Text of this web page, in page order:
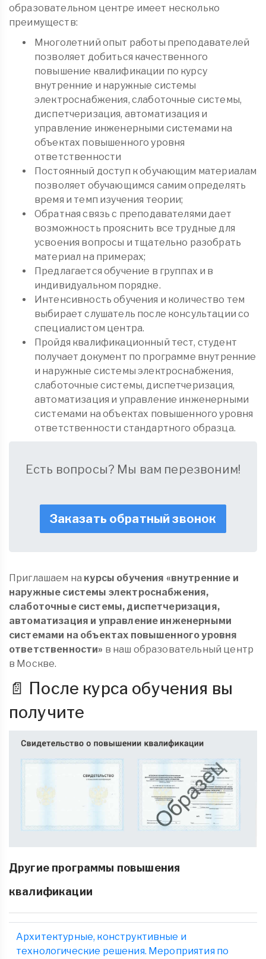
образовательном центре имеет несколько
преимуществ:
Многолетний опыт работы преподавателей
позволяет добиться качественного
повышение квалификации по курсу
внутренние и наружные системы
электроснабжения, слаботочные системы,
диспетчеризация, автоматизация и
управление инженерными системами на
объектах повышенного уровня
ответственности
Постоянный доступ к обучающим материалам
позволяет обучающимся самим определять
время и темп изучения теории;
Обратная связь с преподавателями дает
возможность прояснить все трудные для
усвоения вопросы и тщательно разобрать
материал на примерах;
Предлагается обучение в группах и в
индивидуальном порядке.
Интенсивность обучения и количество тем
выбирает слушатель после консультации со
специалистом центра.
Пройдя квалификационный тест, студент
получает документ по программе внутренние
и наружные системы электроснабжения,
слаботочные системы, диспетчеризация,
автоматизация и управление инженерными
системами на объектах повышенного уровня
ответственности стандартного образца.
Есть вопросы? Мы вам перезвоним!
Заказать обратный звонок
Приглашаем на курсы обучения «внутренние и
наружные системы электроснабжения,
слаботочные системы, диспетчеризация,
автоматизация и управление инженерными
системами на объектах повышенного уровня
ответственности» в наш образовательный центр
в Москве.
📄 После курса обучения вы
получите
Другие программы повышения
квалификации
Архитектурные, конструктивные и
технологические решения. Мероприятия по